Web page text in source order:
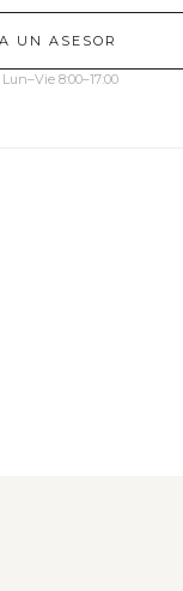
UN ASESOR
8:00–17:00